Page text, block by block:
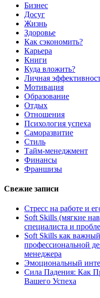
Бизнес
Досуг
Жизнь
Здоровье
Как сэкономить?
Карьера
Книги
Куда вложить?
Личная
Мотивация
Образование
Отдых
Отношения
Психология успеха
Саморазвитие
Стиль
Тайм-менеджмент
Финансы
Франшизы
Свежие записи
Стресс на работе и
Soft Skills (мягкие
специалиста и
Soft Skills как
профессиональной
менеджера
Эмоциональный
Сила Падения: Как
Вашего Успеха